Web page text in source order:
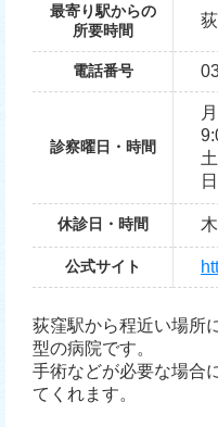
最寄り駅からの
所要時間
電話番号
診察曜日・時間
休診日・時間
公式サイト
荻窪駅から程近い場所
型の病院です。
手術などが必要な場合
てくれます。